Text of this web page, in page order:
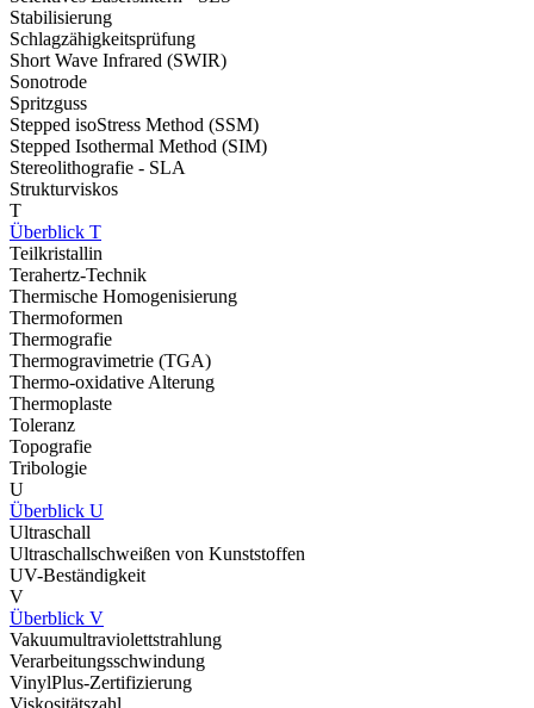
Stabilisierung
Schlagzähigkeitsprüfung
Short Wave Infrared (SWIR)
Sonotrode
Spritzguss
Stepped isoStress Method (SSM)
Stepped Isothermal Method (SIM)
Stereolithografie - SLA
Strukturviskos
T
Überblick T
Teilkristallin
Terahertz-Technik
Thermische Homogenisierung
Thermoformen
Thermografie
Thermogravimetrie (TGA)
Thermo-oxidative Alterung
Thermoplaste
Toleranz
Topografie
Tribologie
U
Überblick U
Ultraschall
Ultraschallschweißen von Kunststoffen
UV-Beständigkeit
V
Überblick V
Vakuumultraviolettstrahlung
Verarbeitungsschwindung
VinylPlus-Zertifizierung
Viskositätszahl